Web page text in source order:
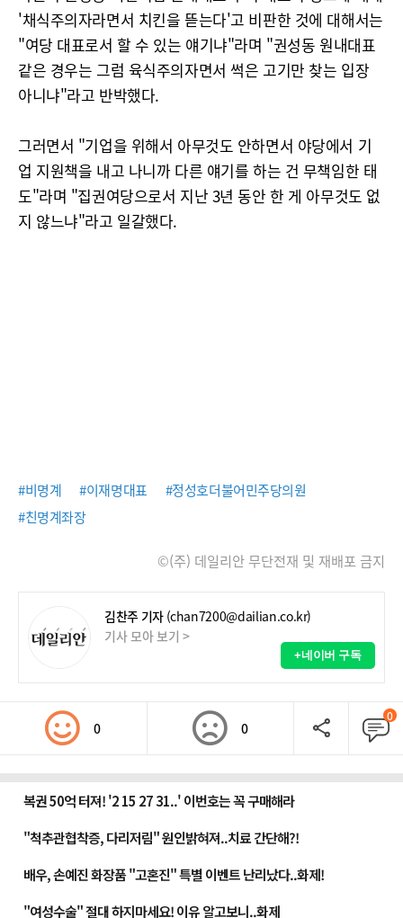
'채식주의자라면서 치킨을 뜯는다'고 비판한 것에 대해서는
"여당 대표로서 할 수 있는 얘기냐"라며 "권성동 원내대표
같은 경우는 그럼 육식주의자면서 썩은 고기만 찾는 입장
아니냐"라고 반박했다.
그러면서 "기업을 위해서 아무것도 안하면서 야당에서 기
업 지원책을 내고 나니까 다른 얘기를 하는 건 무책임한 태
도"라며 "집권여당으로서 지난 3년 동안 한 게 아무것도 없
지 않느냐"라고 일갈했다.
#비명계 #이재명대표
#정성호더불어민주당의원
#친명계좌장
©(주) 데일리안 무단전재 및 재배포 금지
김찬주 기자 (chan7200@dailian.co.kr)
기사 모아 보기 >
+네이버 구독
0 0
0